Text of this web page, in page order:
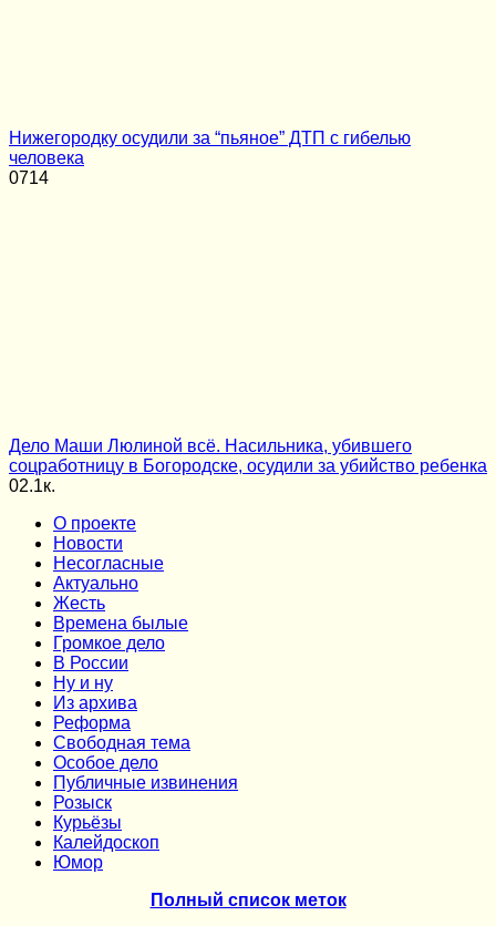
Нижегородку осудили за “пьяное” ДТП с гибелью
человека
0714
Дело Маши Люлиной всё. Насильника, убившего
соцработницу в Богородске, осудили за убийство ребенка
02.1к.
О проекте
Новости
Несогласные
Актуально
Жесть
Времена былые
Громкое дело
В России
Ну и ну
Из архива
Реформа
Cвободная тема
Особое дело
Публичные извинения
Розыск
Курьёзы
Калейдоскоп
Юмор
Полный список меток